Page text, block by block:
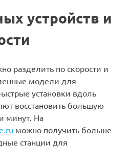
устройств и
разделить по скорости и
модели для
установки вдоль
восстановить большую
минут. На
можно получить больше
станции для